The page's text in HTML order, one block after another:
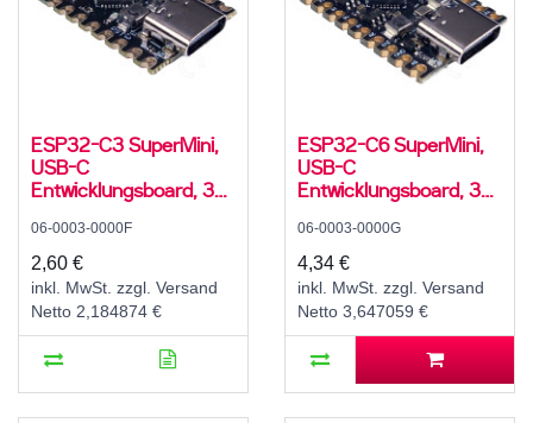
ESP32-C3 SuperMini,
USB-C
Entwicklungsboard, 32-
Prozesser, 160 MHz, 4
MB Flash, 400 KB
SRAM, 384 KB ROM,
3,3 V, WiFi, Bluetooth
5.0 LE
06-0003-0000F
2,60 €
inkl. MwSt. zzgl. Versand
Netto 2,184874 €
ESP32-C6 SuperMini,
USB-C
Entwicklungsboard, 32-
+ 1 LP RISC-V Co-
Prozesser, 160 MHz, 4
MB Flash, 512 KB
SRAM, 320 KB ROM,
3,3 V, WiFi 6, Bluetooth
5.3 LE
06-0003-0000G
4,34 €
inkl. MwSt. zzgl. Versand
Netto 3,647059 €